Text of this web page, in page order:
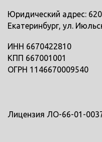
Юридический адрес:
Екатеринбург, ул.
ИНН 6670422810
КПП 667001001
ОГРН 1146670009540
Лицензия ЛО-66-01-